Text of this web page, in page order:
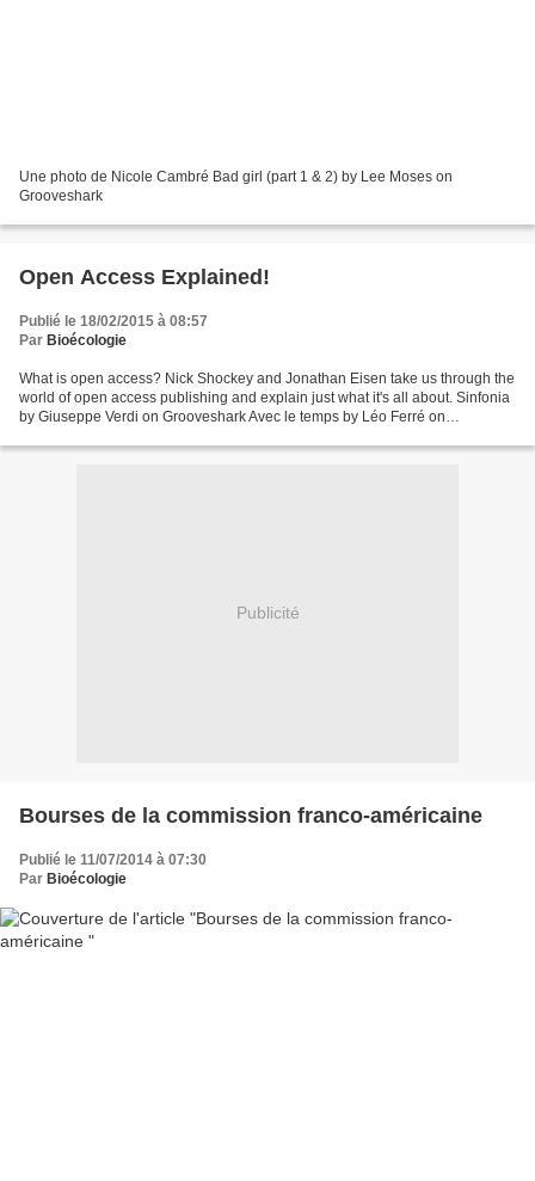
Une photo de Nicole Cambré Bad girl (part 1 & 2) by Lee Moses on
Grooveshark
Open Access Explained!
Publié le 18/02/2015 à 08:57
Par Bioécologie
What is open access? Nick Shockey and Jonathan Eisen take us through the
world of open access publishing and explain just what it's all about. Sinfonia
by Giuseppe Verdi on Grooveshark Avec le temps by Léo Ferré on
Publicité
Bourses de la commission franco-américaine
Publié le 11/07/2014 à 07:30
Par Bioécologie